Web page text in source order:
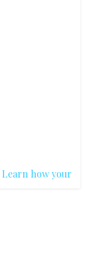
Learn how your